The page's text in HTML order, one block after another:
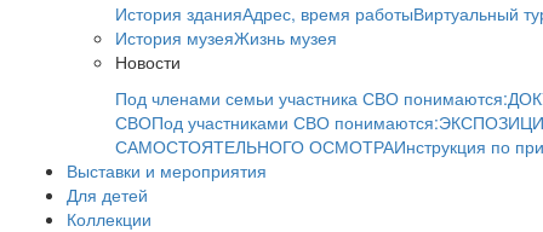
История зданияАдрес, время работыВиртуальный
История музеяЖизнь музея
Новости
Под членами семьи участника СВО понимаются:
СВОПод участниками СВО понимаются:
САМОСТОЯТЕЛЬНОГО ОСМОТРАИнструкция по
Выставки и мероприятия
Для детей
Коллекции